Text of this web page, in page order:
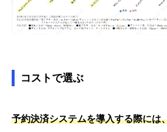
コストで選ぶ
予約決済システムを導入する際には